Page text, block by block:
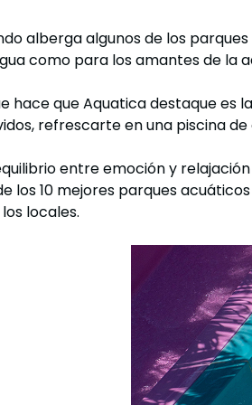
alberga algunos de los
como para los amantes de la
hace que Aquatica destaque es
refrescarte en una piscina
entre emoción y
los 10 mejores parques
locales.